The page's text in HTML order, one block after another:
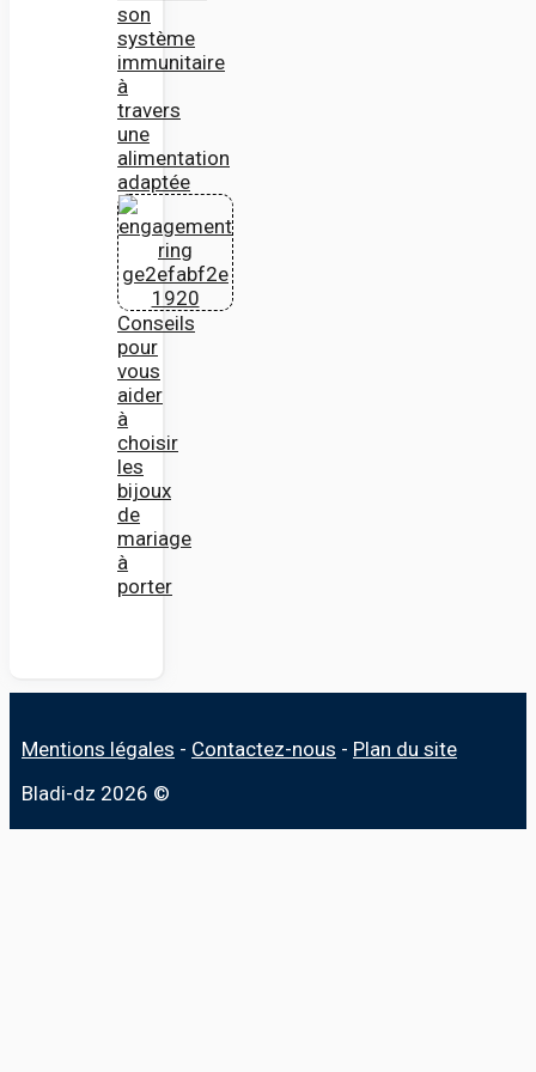
son
système
immunitaire
à
travers
une
alimentation
adaptée
Conseils
pour
vous
aider
à
choisir
les
bijoux
de
mariage
à
porter
Mentions légales - Contactez-nous - Plan du site
Bladi-dz 2026 ©